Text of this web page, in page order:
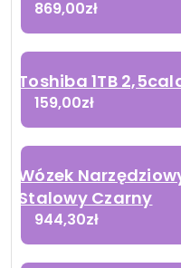
869,00zł
Toshiba 1TB
159,00zł
Wózek
Stalowy Czarny
944,30zł